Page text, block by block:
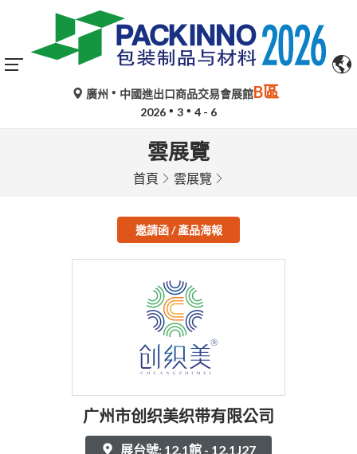
廣州 中國進出口商品交易會展館B區
2026 3 4 - 6
雲展覽
首頁 雲展覽
邀請函 / 產品海報
广州市创织美织带有限公司
展台號: 12.1館 - 12.1J27